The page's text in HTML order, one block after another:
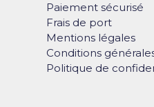
Paiement sécurisé
Frais de port
Mentions légales
Conditions
Politique de